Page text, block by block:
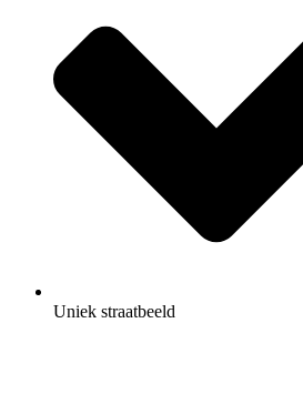
Uniek straatbeeld